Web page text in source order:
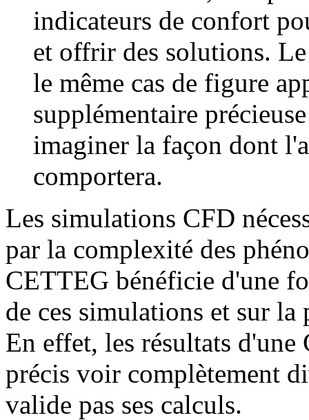
indicateurs de confort
et offrir des solutions.
le même cas de figure
supplémentaire
imaginer la façon dont
comportera.
Les simulations CFD
par la complexité des
CETTEG bénéficie d'une
de ces simulations et sur la
En effet, les résultats
précis voir complètement
valide pas ses calculs.